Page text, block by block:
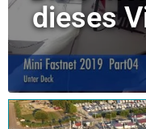
dieses